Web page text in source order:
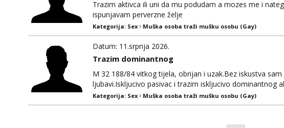
Trazim aktivca ili uni da mu podudam a mozes me i
ispunjavam perverzne želje
Kategorija: Sex Muška osoba traži mušku osobu (Gay)
Datum: 11.srpnja 2026.
Trazim dominantnog
M 32 188/84 vitkog tijela, obrijan i uzak.Bez iskustva
ljubavi.Iskljucivo pasivac i trazim iskljucivo dominantnog
par.Preferiram starije,stroge,obavezno uredne,takoder
uobraazeni@yahoo.com
Kategorija: Sex Muška osoba traži mušku osobu (Gay)